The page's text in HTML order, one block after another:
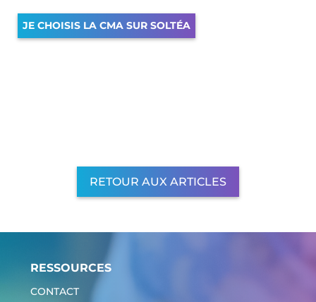
JE CHOISIS LA CMA SUR SOLTÉA
RETOUR AUX ARTICLES
RESSOURCES
CONTACT